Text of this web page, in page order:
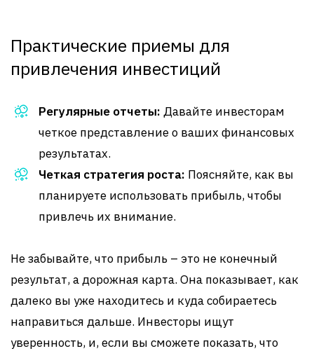
Практические приемы для
привлечения инвестиций
Регулярные отчеты: Давайте инвесторам
четкое представление о ваших финансовых
результатах.
Четкая стратегия роста: Поясняйте, как вы
планируете использовать прибыль, чтобы
привлечь их внимание.
Не забывайте, что прибыль – это не конечный
результат, а дорожная карта. Она показывает, как
далеко вы уже находитесь и куда собираетесь
направиться дальше. Инвесторы ищут
уверенность, и, если вы сможете показать, что